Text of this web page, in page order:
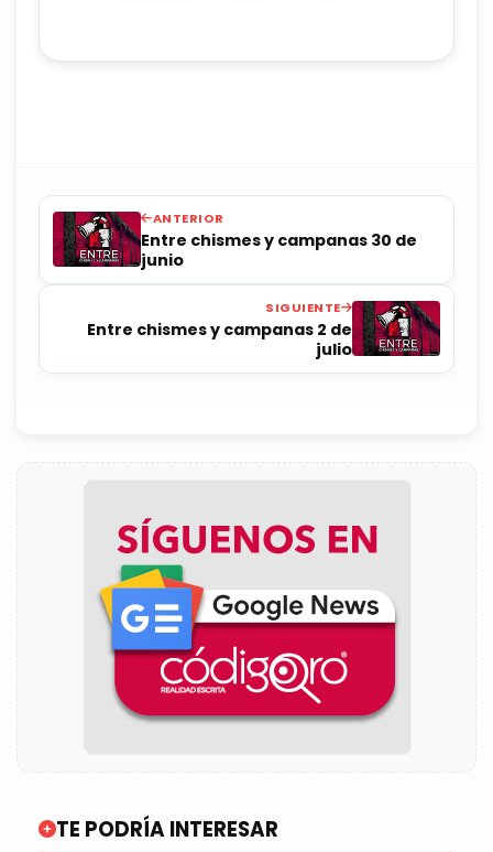
ANTERIOR
Entre chismes y campanas 30 de
junio
SIGUIENTE
Entre chismes y campanas 2 de
julio
TE PODRÍA INTERESAR